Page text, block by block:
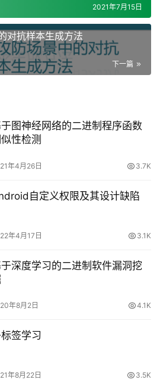
2021年7月15日
对抗样本生成方法
下一篇
图神经网络的二进制程序函数
性检测
年4月26日 3.7K
自定义权限及其设计缺陷
年4月17日 3.1K
深度学习的二进制软件漏洞挖
年8月2日 4.1K
签学习
年8月22日 3.5K